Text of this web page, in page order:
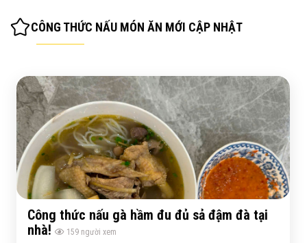
CÔNG THỨC NẤU MÓN ĂN MỚI CẬP NHẬT
Công thức nấu gà hầm đu đủ sả đậm đà tại
nhà!
159 người xem